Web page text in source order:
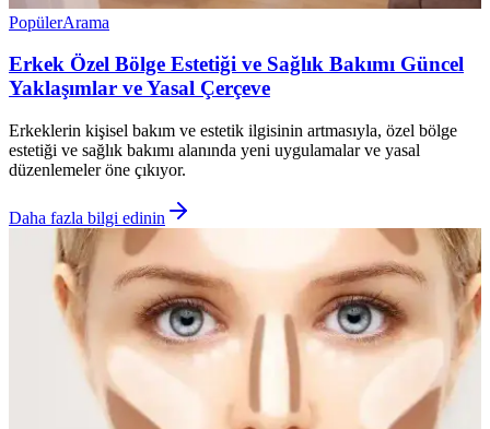
PopülerArama
Erkek Özel Bölge Estetiği ve Sağlık Bakımı Güncel
Yaklaşımlar ve Yasal Çerçeve
Erkeklerin kişisel bakım ve estetik ilgisinin artmasıyla, özel bölge
estetiği ve sağlık bakımı alanında yeni uygulamalar ve yasal
düzenlemeler öne çıkıyor.
Daha fazla bilgi edinin